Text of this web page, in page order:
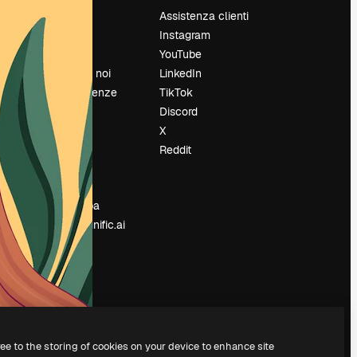
Prezzi
Chi siamo
Lavora con noi
Cerca tendenze
Blog
Eventi
Slidesgo
Vendi i tuoi
contenuti
Sala stampa
Cerchi magnific.ai
Assistenza clienti
Instagram
YouTube
LinkedIn
TikTok
Discord
X
Reddit
to the storing of cookies on your device to enhance site